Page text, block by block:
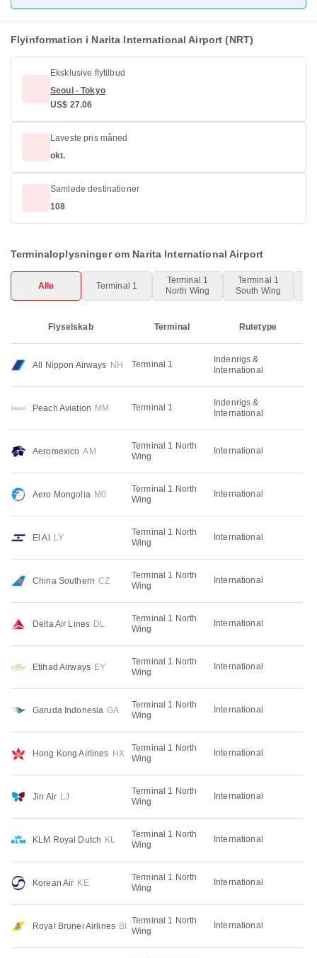
Flyinformation i Narita International Airport (NRT)
Eksklusive flytilbud
Seoul - Tokyo
US$ 27.06
Laveste pris måned
okt.
Samlede destinationer
108
Terminaloplysninger om Narita International Airport
Alle Terminal 1
Terminal 1
North Wing
Terminal 1
South Wing
Flyselskab Terminal Rutetype
All Nippon Airways NH Terminal 1
Indenrigs &
International
Peach Aviation MM Terminal 1
Indenrigs &
International
Aeromexico AM
Terminal 1 North
Wing
International
Aero Mongolia M0
Terminal 1 North
Wing
International
El Al LY
Terminal 1 North
Wing
International
China Southern CZ
Terminal 1 North
Wing
International
Delta Air Lines DL
Terminal 1 North
Wing
International
Etihad Airways EY
Terminal 1 North
Wing
International
Garuda Indonesia GA
Terminal 1 North
Wing
International
Hong Kong Airlines HX
Terminal 1 North
Wing
International
Jin Air LJ
Terminal 1 North
Wing
International
KLM Royal Dutch KL
Terminal 1 North
Wing
International
Korean Air KE
Terminal 1 North
Wing
International
Royal Brunei Airlines BI
Terminal 1 North
Wing
International